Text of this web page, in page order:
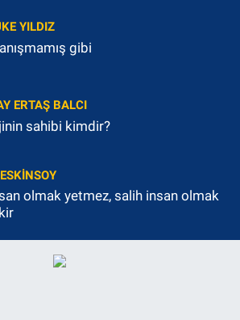
YILDIZ
gibi
ERTAŞ BALCI
sahibi kimdir?
olmak yetmez, salih insan olmak